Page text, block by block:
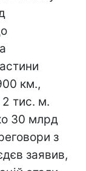
км.,
тис. м.
30 млрд
з
заявив,